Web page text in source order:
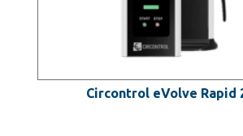
Circontrol eVolve Rapid